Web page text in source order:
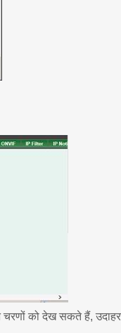
को देख सकते हैं,